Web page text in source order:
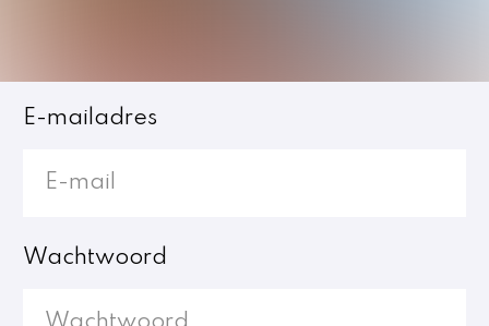
Inloggen
E-mailadres
Wachtwoord